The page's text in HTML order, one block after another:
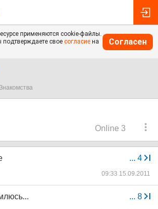
применяются cookie-файлы.
подтверждаете свое согласие на
Согласен
Online 3
... 4
09:33 15.09.2011
... 8